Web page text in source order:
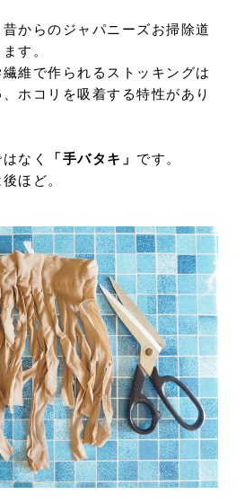
からのジャパニーズお掃除道
す。
維で作られるストッキングは
ホコリを吸着する特性があり
なく 「手バタキ」 です。
ほど。